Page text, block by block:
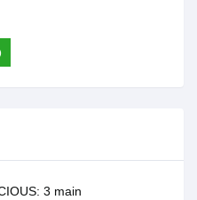
3 main